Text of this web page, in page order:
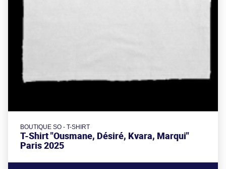
BOUTIQUE SO - T-SHIRT
T-Shirt "Ousmane, Désiré, Kvara, Marqui"
Paris 2025